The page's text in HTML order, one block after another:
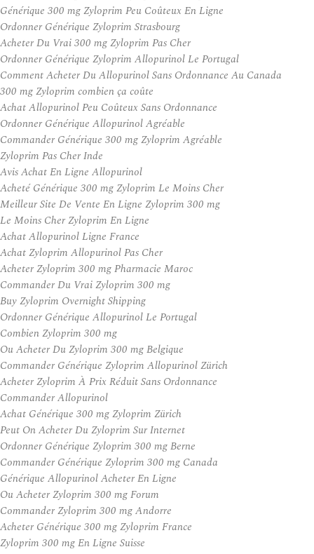
Générique 300 mg Zyloprim Peu Coûteux En Ligne
Ordonner Générique Zyloprim Strasbourg
Acheter Du Vrai 300 mg Zyloprim Pas Cher
Ordonner Générique Zyloprim Allopurinol Le Portugal
Comment Acheter Du Allopurinol Sans Ordonnance Au Canada
300 mg Zyloprim combien ça coûte
Achat Allopurinol Peu Coûteux Sans Ordonnance
Ordonner Générique Allopurinol Agréable
Commander Générique 300 mg Zyloprim Agréable
Zyloprim Pas Cher Inde
Avis Achat En Ligne Allopurinol
Acheté Générique 300 mg Zyloprim Le Moins Cher
Meilleur Site De Vente En Ligne Zyloprim 300 mg
Le Moins Cher Zyloprim En Ligne
Achat Allopurinol Ligne France
Achat Zyloprim Allopurinol Pas Cher
Acheter Zyloprim 300 mg Pharmacie Maroc
Commander Du Vrai Zyloprim 300 mg
Buy Zyloprim Overnight Shipping
Ordonner Générique Allopurinol Le Portugal
Combien Zyloprim 300 mg
Ou Acheter Du Zyloprim 300 mg Belgique
Commander Générique Zyloprim Allopurinol Zürich
Acheter Zyloprim À Prix Réduit Sans Ordonnance
Commander Allopurinol
Achat Générique 300 mg Zyloprim Zürich
Peut On Acheter Du Zyloprim Sur Internet
Ordonner Générique Zyloprim 300 mg Berne
Commander Générique Zyloprim 300 mg Canada
Générique Allopurinol Acheter En Ligne
Ou Acheter Zyloprim 300 mg Forum
Commander Zyloprim 300 mg Andorre
Acheter Générique 300 mg Zyloprim France
Zyloprim 300 mg En Ligne Suisse